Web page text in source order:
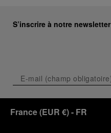
S’inscrire à notre newsletter
France(EUR €)- FR